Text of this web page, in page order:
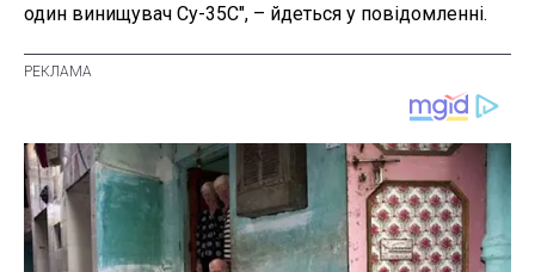
один винищувач Су-35С", – йдеться у повідомленні.